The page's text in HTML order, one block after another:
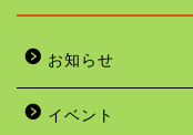
お知らせ
イベント